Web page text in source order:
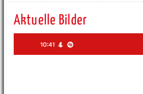
Aktuelle Bilder